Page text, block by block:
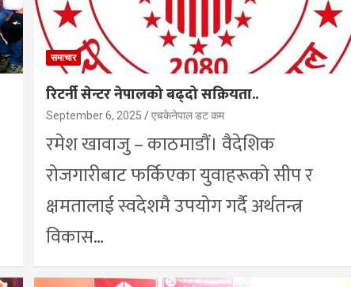
समाचार
रिटर्नी सेन्टर नेपालको बढ्दो सक्रियता..
September 6, 2025 एचकेनेपाल डट कम
रमेश खावाजु – काठमाडौं। वैदेशिक
रोजगारीबाट फर्किएका युवाहरूको सीप र
क्षमतालाई स्वदेशमै उपयोग गर्दै अर्थतन्त्र
विकास…